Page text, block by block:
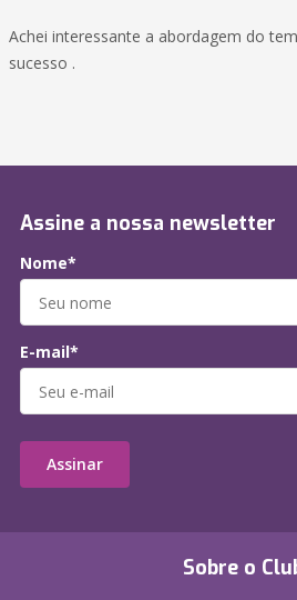
Achei interessante a abordagem do
sucesso .
Sobre o
Assine a nossa newsletter
Nome*
E-mail*
Assinar